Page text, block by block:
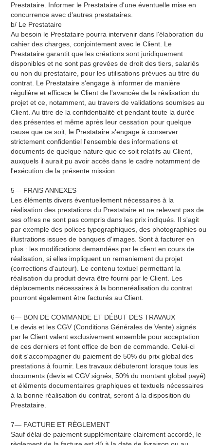
Prestataire. Informer le Prestataire d'une éventuelle mise en
concurrence avec d'autres prestataires.
b/ Le Prestataire
Au besoin le Prestataire pourra intervenir dans l'élaboration du
cahier des charges, conjointement avec le Client. Le
Prestataire garantit que les créations sont juridiquement
disponibles et ne sont pas grevées de droit des tiers, salariés
ou non du prestataire, pour les utilisations prévues au titre du
contrat. Le Prestataire s'engage à informer de manière
régulière et efficace le Client de l'avancée de la réalisation du
projet et ce, notamment, au travers de validations soumises au
Client. Au titre de la confidentialité et pendant toute la durée
des présentes et même après Ieur cessation pour quelque
cause que ce soit, le Prestataire s'engage à conserver
strictement confidentiel l'ensemble des informations et
documents de quelque nature que ce soit relatifs au Client,
auxquels il aurait pu avoir accès dans le cadre notamment de
l'exécution de la présente mission.
5— FRAIS ANNEXES
Les éléments divers éventuellement nécessaires à la
réalisation des prestations du Prestataire et ne relevant pas de
ses offres ne sont pas compris dans les prix indiqués. Il s'agit
par exemple des polices typographiques, des photographies ou
illustrations issues de banques d'images. Sont à facturer en
plus : les modifications demandées par le client en cours de
réalisation, si elles impliquent un remaniement du projet
(corrections d'auteur). Le contenu textuel permettant la
réalisation du produit devra être fourni par le Client. Les
déplacements nécessaires à la bonneréalisation du contrat
pourront également être facturés au Client.
6— BON DE COMMANDE ET DÉBUT DES TRAVAUX
Le devis et les CGV (Conditions Générales de Vente) signés
par le Client valent exclusivement ensemble pour acceptation
de ces derniers et font office de bon de commande. Celui-ci
doit s'accompagner du paiement de 50% du prix global des
prestations à fournir. Les travaux débuteront lorsque tous les
documents (devis et CGV signés, 50% du montant global payé)
et éléments documentaires graphiques et textuels nécessaires
à la bonne réalisation du contrat, seront à la disposition du
Prestataire.
7— FACTURE ET RÈGLEMENT
Sauf délai de paiement supplémentaire clairement accordé, le